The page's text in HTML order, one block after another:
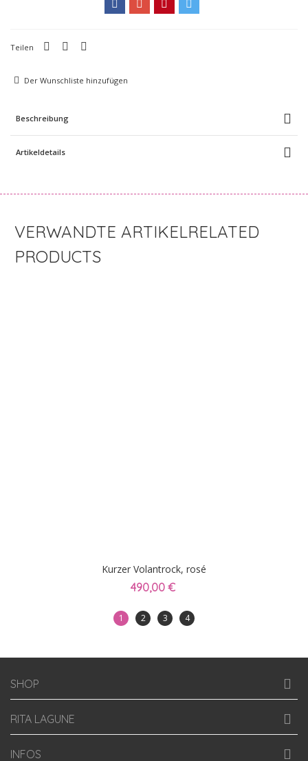
Teilen
Der Wunschliste hinzufügen
Beschreibung
Artikeldetails
RELATED
PRODUCTS
Kurzer Volantrock, rosé
490,00 €
1 2 3 4
SHOP
RITA LAGUNE
INFOS